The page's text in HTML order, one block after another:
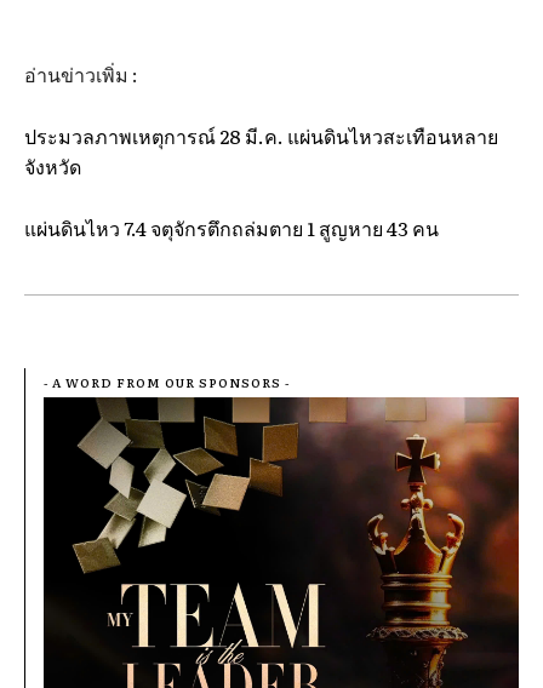
อ่านข่าวเพิ่ม :
ประมวลภาพเหตุการณ์ 28 มี.ค. แผ่นดินไหวสะเทือนหลาย
จังหวัด
แผ่นดินไหว 7.4 จตุจักรตึกถล่มตาย 1 สูญหาย 43 คน
- A WORD FROM OUR SPONSORS -